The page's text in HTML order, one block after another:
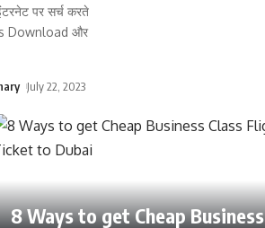
पर सर्च करते
Download और
July 22, 2023
8 Ways to get Cheap Business